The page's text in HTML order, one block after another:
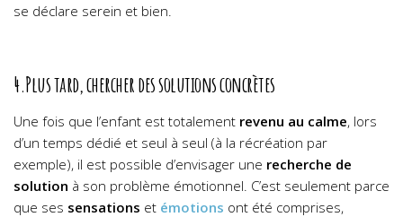
se déclare serein et bien.
4.Plus tard, chercher des solutions concrètes
Une fois que l’enfant est totalement revenu au calme, lors
d’un temps dédié et seul à seul (à la récréation par
exemple), il est possible d’envisager une recherche de
solution à son problème émotionnel. C’est seulement parce
que ses sensations et émotions ont été comprises,